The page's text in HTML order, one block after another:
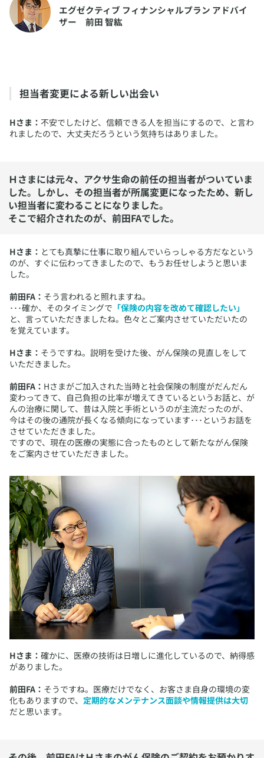
​エグゼクティブ フィナンシャルプラン アドバイ
ザー 前田 智紘
​担当者変更による新しい出会い
Hさま： 不安でしたけど、信頼できる人を担当にするので、と言わ
れましたので、大丈夫だろうという気持ちはありました。
Ｈさまには元々、アクサ生命の前任の担当者がついていま
した。しかし、その担当者が所属変更になったため、新し
い担当者に変わることになりました。
そこで紹介されたのが、前田FAでした。
Hさま： とても真摯に仕事に取り組んでいらっしゃる方だなという
のが、すぐに伝わってきましたので、もうお任せしようと思いま
した。
前田FA： そう言われると照れますね。
･･･確か、そのタイミングで 「保険の内容を改めて確認したい」
と、言っていただきましたね。色々とご案内させていただいたの
を覚えています。
Hさま： そうですね。説明を受けた後、がん保険の見直しをして
いただきました。
前田FA： Hさまがご加入された当時と社会保険の制度がだんだん
変わってきて、自己負担の比率が増えてきているというお話と、が
んの治療に関して、昔は入院と手術というのが主流だったのが、
今はその後の通院が長くなる傾向になっています･･･というお話を
させていただきました。
ですので、現在の医療の実態に合ったものとして新たながん保険
をご案内させていただきました。
Hさま： 確かに、医療の技術は日増しに進化しているので、納得感
がありました。
前田FA： そうですね。医療だけでなく、お客さま自身の環境の変
化もありますので、 定期的なメンテナンス面談や情報提供は大切
だと思います。